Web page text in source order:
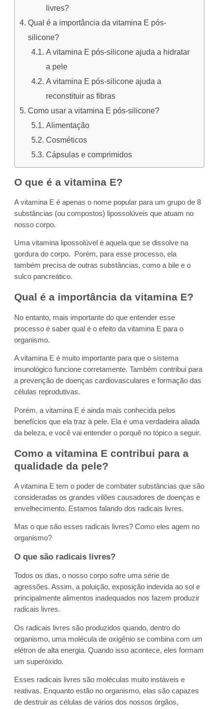
livres?
Qual é a importância da vitamina E pós-
silicone?
A vitamina E pós-silicone ajuda a hidratar
a pele
A vitamina E pós-silicone ajuda a
reconstituir as fibras
Como usar a vitamina E pós-silicone?
Alimentação
Cosméticos
Cápsulas e comprimidos
O que é a vitamina E?
A vitamina E é apenas o nome popular para um grupo de 8
substâncias (ou compostos) lipossolúveis que atuam no
nosso corpo.
Uma vitamina lipossolúvel é aquela que se dissolve na
gordura do corpo. Porém, para esse processo, ela
também precisa de outras substâncias, como a bile e o
sulco pancreático.
Qual é a importância da vitamina E?
No entanto, mais importante do que entender esse
processo é saber qual é o efeito da vitamina E para o
organismo.
A vitamina E é muito importante para que o sistema
imunológico funcione corretamente. Também contribui para
a prevenção de doenças cardiovasculares e formação das
células reprodutivas.
Porém, a vitamina E é ainda mais conhecida pelos
benefícios que ela traz à pele. Ela é uma verdadeira aliada
da beleza, e você vai entender o porquê no tópico a seguir.
Como a vitamina E contribui para a
qualidade da pele?
A vitamina E tem o poder de combater substâncias que são
consideradas os grandes vilões causadores de doenças e
envelhecimento. Estamos falando dos radicais livres.
Mas o que são esses radicais livres? Como eles agem no
organismo?
O que são radicais livres?
Todos os dias, o nosso corpo sofre uma série de
agressões. Assim, a poluição, exposição indevida ao sol e
principalmente alimentos inadequados nos fazem produzir
radicais livres.
Os radicais livres são produzidos quando, dentro do
organismo, uma molécula de oxigênio se combina com um
elétron de alta energia. Quando isso acontece, eles formam
um superóxido.
Esses radicais livres são moléculas muito instáveis e
reativas. Enquanto estão no organismo, elas são capazes
de destruir as células de vários dos nossos órgãos,